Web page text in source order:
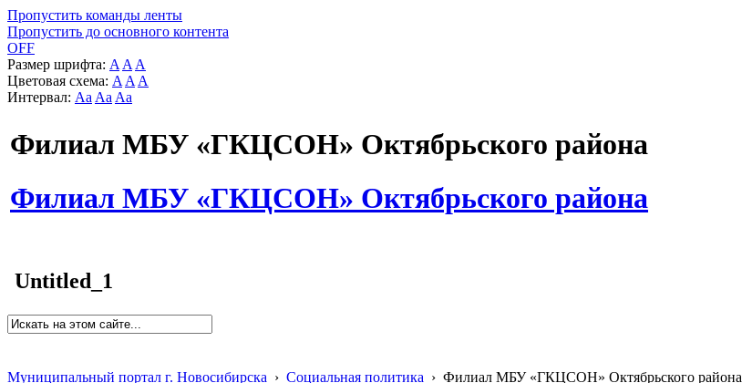
Пропустить команды ленты
Пропустить до основного контента
OFF
Размер шрифта: A A A
Цветовая схема: A A A
Интервал: Aa Aa Aa
Филиал МБУ «ГКЦСОН» Октябрьского района
Филиал МБУ «ГКЦСОН» Октябрьского района
Untitled_1
Муниципальный портал г. Новосибирска › Социальная политика › Филиал МБУ «ГКЦСОН» Октябрьского района